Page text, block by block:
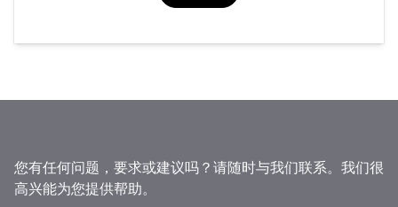
您有任何问题，要求或建议吗？请随时与我们联系。我们很
高兴能为您提供帮助。